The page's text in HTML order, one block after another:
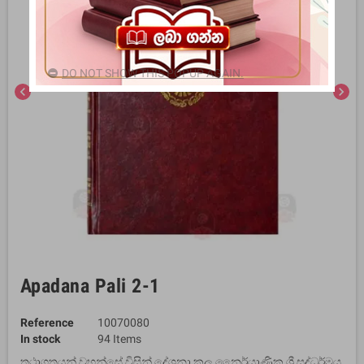
chevron_left chevron_right
Apadana Pali 2-1
Reference
10070080
In stock
94 Items
DO NOT SHOW THIS POPUP AGAIN.